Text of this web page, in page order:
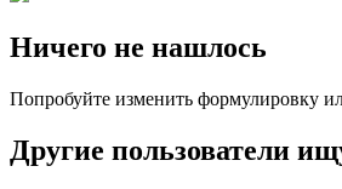
Ничего не нашлось
Попробуйте изменить формулировку
Другие пользователи